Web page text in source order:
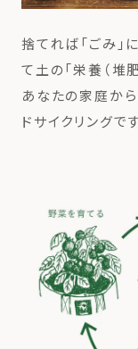
捨てれば「ごみ」
て土の「栄養（堆
あなたの家庭から
ドサイクリングです